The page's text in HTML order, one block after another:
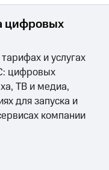
цифровых
и услугах
цифровых
ТВ и медиа,
для запуска и
компании